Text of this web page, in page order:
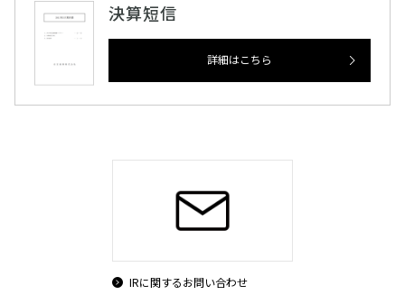
決算短信
詳細はこちら
IRに関するお問い合わせ